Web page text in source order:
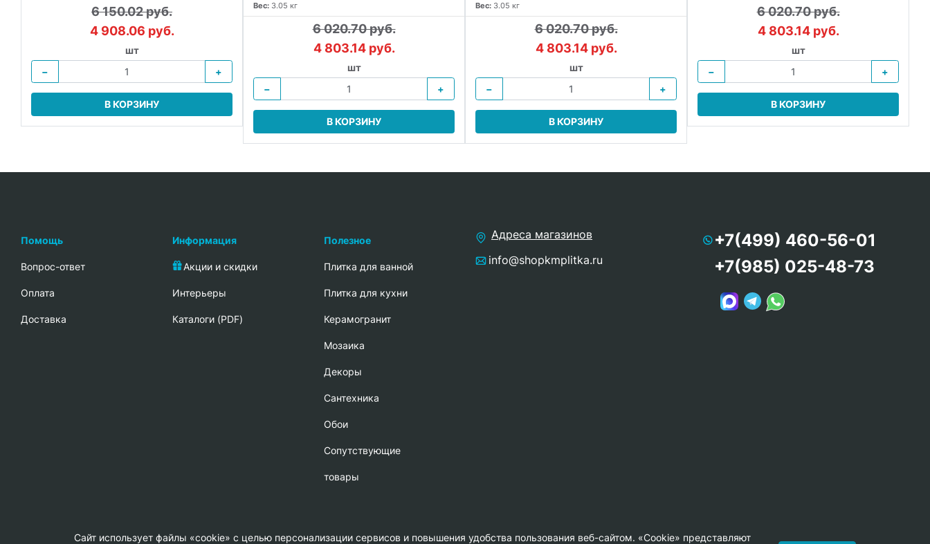
6 150.02 руб.
4 908.06 руб.
шт
−
+
В КОРЗИНУ
Вес: 3.05 кг
6 020.70 руб.
4 803.14 руб.
шт
−
+
В КОРЗИНУ
Вес: 3.05 кг
6 020.70 руб.
4 803.14 руб.
шт
−
+
В КОРЗИНУ
6 020.70 руб.
4 803.14 руб.
шт
−
+
В КОРЗИНУ
Помощь
Вопрос-ответ
Oплата
Доставка
Информация
Акции и скидки
Интерьеры
Каталоги (PDF)
Полезное
Плитка для ванной
Плитка для кухни
Керамогранит
Мозаика
Декоры
Сантехника
Обои
Сопутствующие
товары
Адреса магазинов
info@shopkmplitka.ru
+7(499) 460-56-01
+7(985) 025-48-73
Сайт использует файлы «cookie» с целью персонализации сервисов и повышения удобства пользования веб-сайтом. «Cookie» представляют